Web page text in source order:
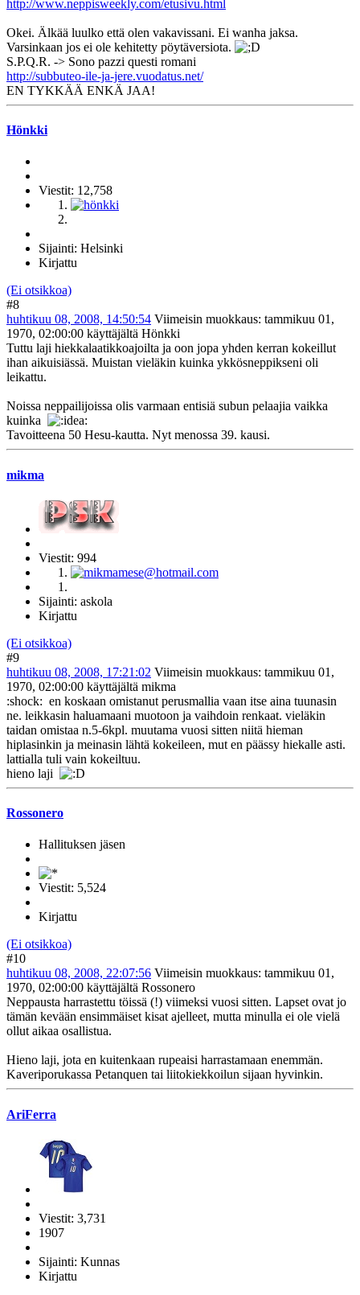
http://www.neppisweekly.com/etusivu.html
Okei. Älkää luulko että olen vakavissani. Ei wanha jaksa.
Varsinkaan jos ei ole kehitetty pöytäversiota.
S.P.Q.R. -> Sono pazzi questi romani
http://subbuteo-ile-ja-jere.vuodatus.net/
EN TYKKÄÄ ENKÄ JAA!
Hönkki
Viestit: 12,758
Sijainti: Helsinki
Kirjattu
(Ei otsikkoa)
#8
huhtikuu 08, 2008, 14:50:54 Viimeisin muokkaus: tammikuu 01,
1970, 02:00:00 käyttäjältä Hönkki
Tuttu laji hiekkalaatikkoajoilta ja oon jopa yhden kerran kokeillut
ihan aikuisiässä. Muistan vieläkin kuinka ykkösneppikseni oli
leikattu.
Noissa neppailijoissa olis varmaan entisiä subun pelaajia vaikka
kuinka
Tavoitteena 50 Hesu-kautta. Nyt menossa 39. kausi.
mikma
Viestit: 994
Sijainti: askola
Kirjattu
(Ei otsikkoa)
#9
huhtikuu 08, 2008, 17:21:02 Viimeisin muokkaus: tammikuu 01,
1970, 02:00:00 käyttäjältä mikma
:shock: en koskaan omistanut perusmallia vaan itse aina tuunasin
ne. leikkasin haluamaani muotoon ja vaihdoin renkaat. vieläkin
taidan omistaa n.5-6kpl. muutama vuosi sitten niitä hieman
hiplasinkin ja meinasin lähtä kokeileen, mut en päässy hiekalle asti.
lattialla tuli vain kokeiltuu.
hieno laji
Rossonero
Hallituksen jäsen
Viestit: 5,524
Kirjattu
(Ei otsikkoa)
#10
huhtikuu 08, 2008, 22:07:56 Viimeisin muokkaus: tammikuu 01,
1970, 02:00:00 käyttäjältä Rossonero
Neppausta harrastettu töissä (!) viimeksi vuosi sitten. Lapset ovat jo
tämän kevään ensimmäiset kisat ajelleet, mutta minulla ei ole vielä
ollut aikaa osallistua.
Hieno laji, jota en kuitenkaan rupeaisi harrastamaan enemmän.
Kaveriporukassa Petanquen tai liitokiekkoilun sijaan hyvinkin.
AriFerra
Viestit: 3,731
1907
Sijainti: Kunnas
Kirjattu